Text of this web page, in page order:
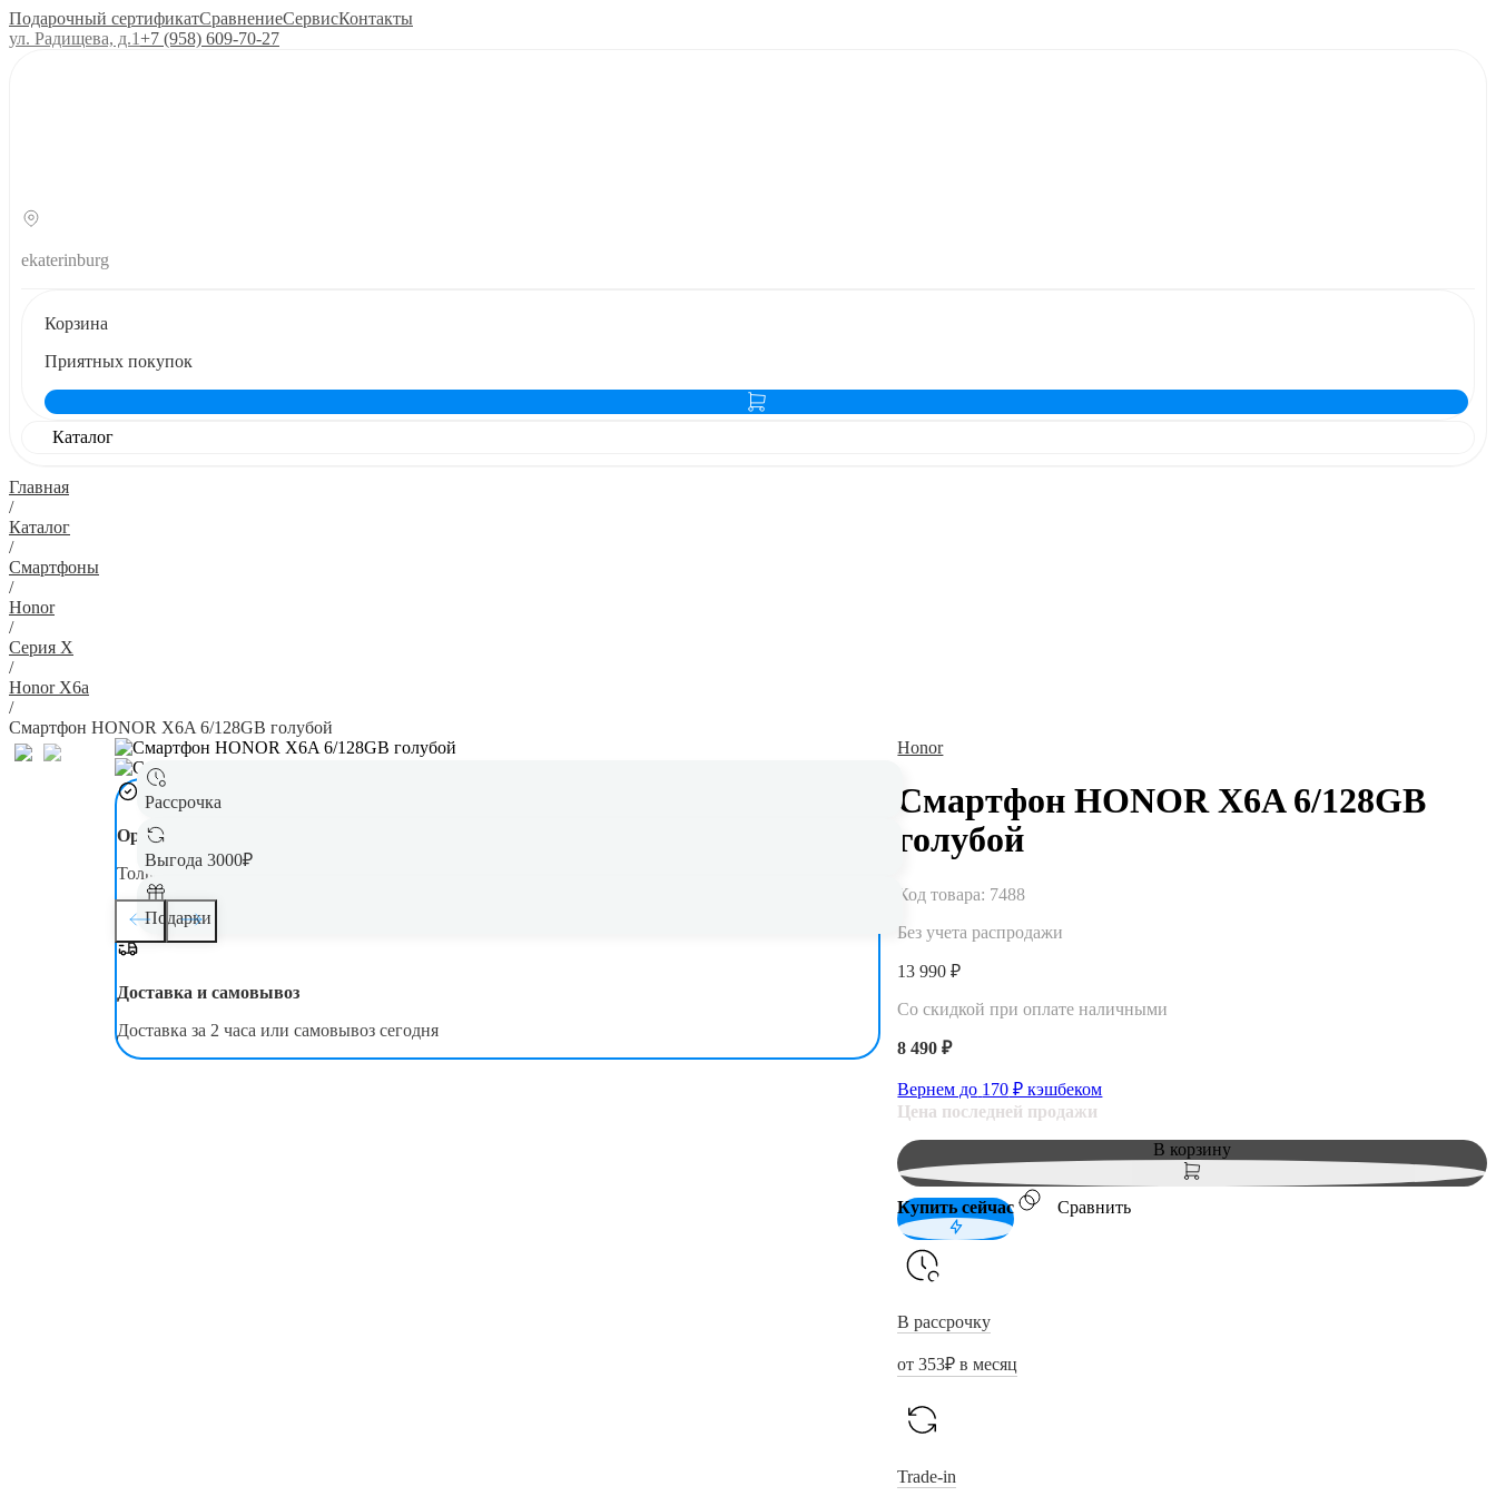
Подарочный сертификатСравнениеСервисКонтакты
ул. Радищева, д.1+7 (958) 609‑70‑27
ekaterinburg
Корзина
Приятных покупок
Каталог
Главная
/
Каталог
/
Смартфоны
/
Honor
/
Серия X
/
Honor X6a
/
Смартфон HONOR X6A 6/128GB голубой
Рассрочка
Выгода 3000₽
Подарки
Оригинал
Только новая, оригинальная техника
Доставка и самовывоз
Доставка за 2 часа или самовывоз сегодня
Honor
Смартфон HONOR X6A 6/128GB
голубой
Код товара: 7488
Без учета распродажи
13 990 ₽
Со скидкой при оплате наличными
8 490 ₽
Вернем до 170 ₽ кэшбеком
Цена последней продажи
В корзину
Купить сейчас Сравнить
В рассрочку
от353₽ в месяц
Trade-in